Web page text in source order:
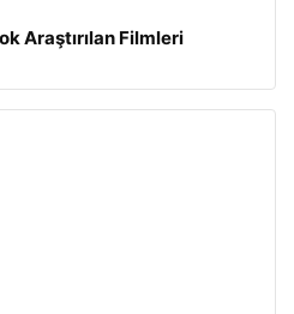
Araştırılan Filmleri